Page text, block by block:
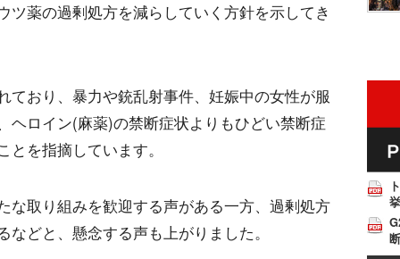
ツ薬の過剰処方を減らしていく方針を示してき
ており、暴力や銃乱射事件、妊娠中の女性が服
ヘロイン(麻薬)の禁断症状よりもひどい禁断症
を指摘しています。
な取り組みを歓迎する声がある一方、過剰処方
どと、懸念する声も上がりました。